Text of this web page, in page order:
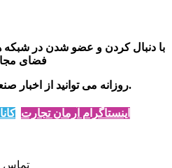
با دنبال کردن و عضو شدن در شبکه
فضای
روزانه می توانید از اخبار صنعت و تجارت آگاه شوید.
اینستاگرام آرمان تجارت